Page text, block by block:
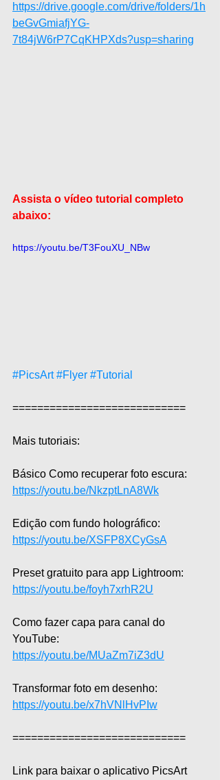
https://drive.google.com/drive/folders/1h
beGvGmiafjYG-
7t84jW6rP7CqKHPXds?usp=sharing
Assista o vídeo tutorial completo
abaixo:
https://youtu.be/T3FouXU_NBw
#PicsArt #Flyer #Tutorial
============================
Mais tutoriais:
Básico Como recuperar foto escura:
https://youtu.be/NkzptLnA8Wk
Edição com fundo holográfico:
https://youtu.be/XSFP8XCyGsA
Preset gratuito para app Lightroom:
https://youtu.be/foyh7xrhR2U
Como fazer capa para canal do
YouTube:
https://youtu.be/MUaZm7iZ3dU
Transformar foto em desenho:
https://youtu.be/x7hVNlHvPIw
============================
Link para baixar o aplicativo PicsArt